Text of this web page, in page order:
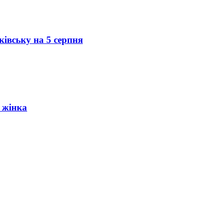
на 5 серпня
жінка